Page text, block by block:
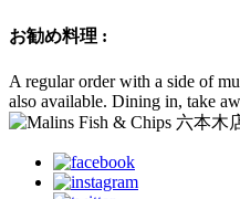
お勧め料理 :
A regular order with a side of
also available. Dining in, take